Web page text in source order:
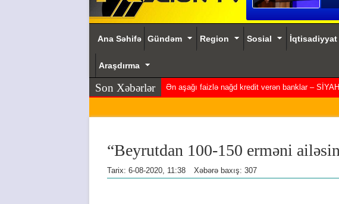
Ana Səhifə Gündəm Region Sosial İqtisadiyyat
Araşdırma
Son Xəbərlər Ən aşağı faizlə nağd kredit verən banklar – SİYAHI
“Beyrutdan 100-150 erməni
Tarix: 6-08-2020, 11:38 Xəbərə baxış: 307